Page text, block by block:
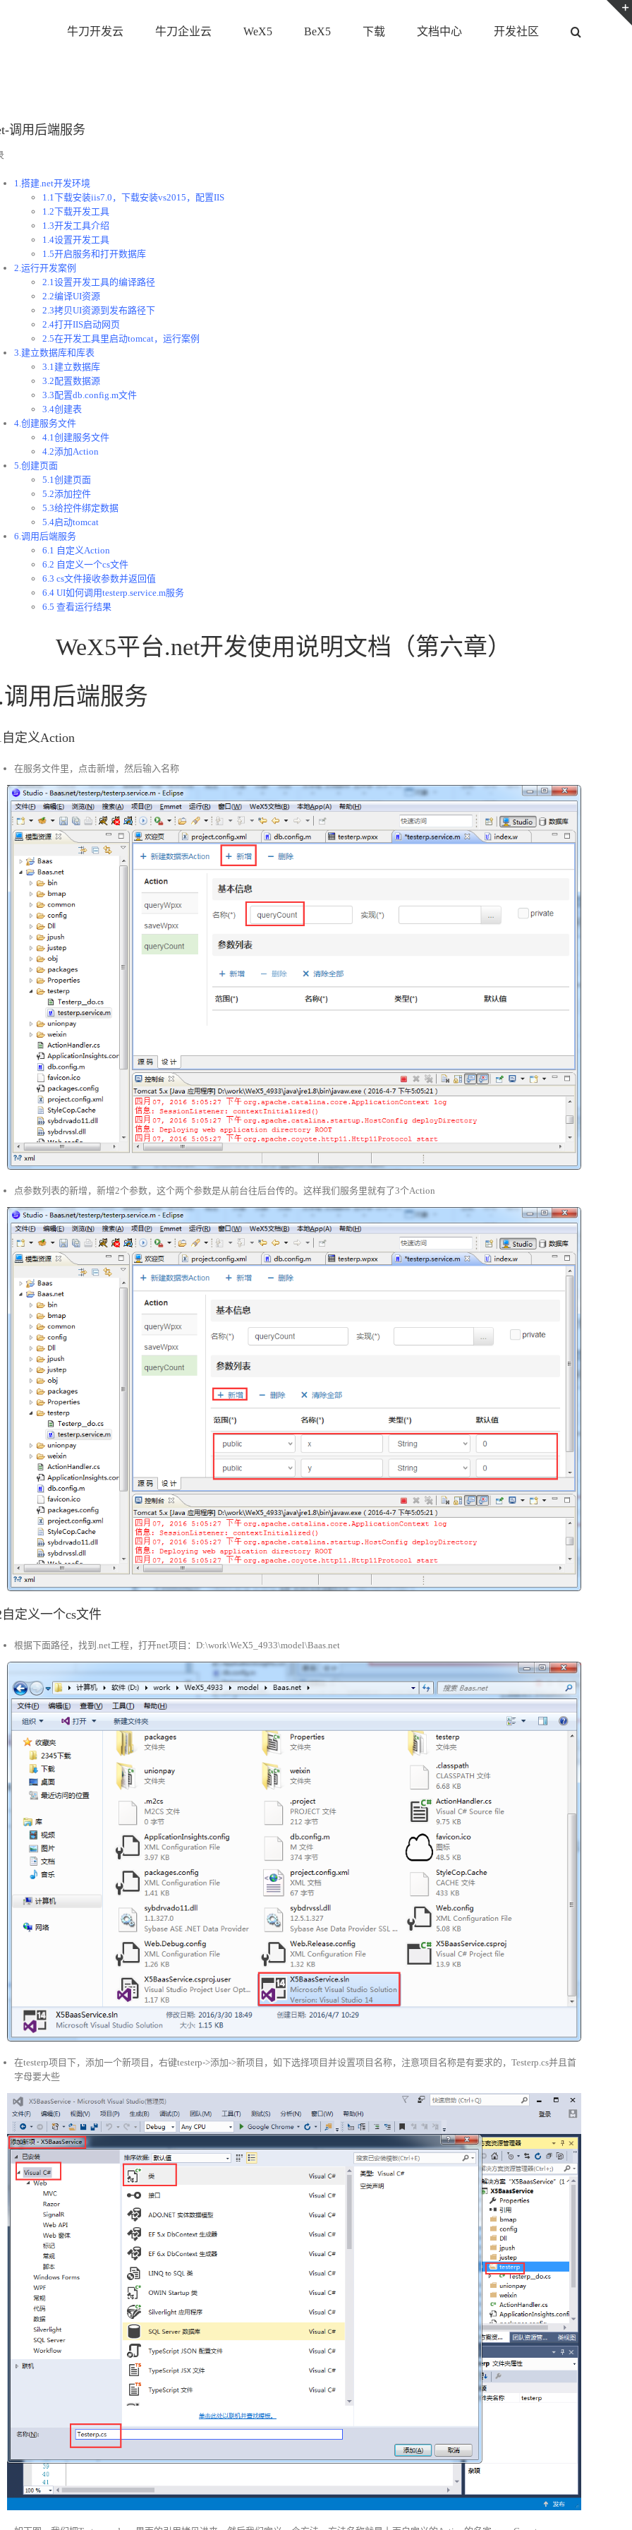
牛刀开发云 牛刀企业云 WeX5 BeX5 下载 文档中心 开发社区
调用后端服务
1.搭建.net开发环境
1.1下载安装iis7.0，下载安装vs2015，配置IIS
1.2下载开发工具
1.3开发工具介绍
1.4设置开发工具
1.5开启服务和打开数据库
2.运行开发案例
2.1设置开发工具的编译路径
2.2编译UI资源
2.3拷贝UI资源到发布路径下
2.4打开IIS启动网页
2.5在开发工具里启动tomcat，运行案例
3.建立数据库和库表
3.1建立数据库
3.2配置数据源
3.3配置db.config.m文件
3.4创建表
4.创建服务文件
4.1创建服务文件
4.2添加Action
5.创建页面
5.1创建页面
5.2添加控件
5.3给控件绑定数据
5.4启动tomcat
6.调用后端服务
6.1 自定义Action
6.2 自定义一个cs文件
6.3 cs文件接收参数并返回值
6.4 UI如何调用testerp.service.m服务
6.5 查看运行结果
WeX5平台.net开发使用说明文档（第六章）
调用后端服务
自定义Action
在服务文件里，点击新增，然后输入名称
点参数列表的新增，新增2个参数，这个两个参数是从前台往后台传的。这样我们服务里就有了3个Action
自定义一个cs文件
根据下面路径，找到.net工程，打开net项目：D:\work\WeX5_4933\model\Baas.net
在testerp项目下，添加一个新项目，右键testerp->添加->新项目，如下选择项目并设置项目名称，注意项目名称是有要求的，Testerp.cs并且首
字母要大些